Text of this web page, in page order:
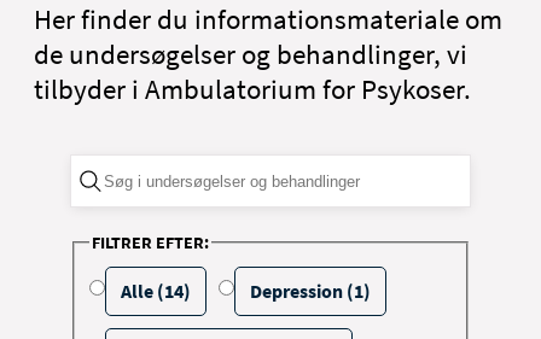
Her finder du informationsmateriale om
de undersøgelser og behandlinger, vi
tilbyder i Ambulatorium for Psykoser.
FILTRER EFTER:
Alle (14) Depression (1)